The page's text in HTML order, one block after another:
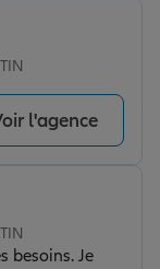
l'agence
besoins. Je